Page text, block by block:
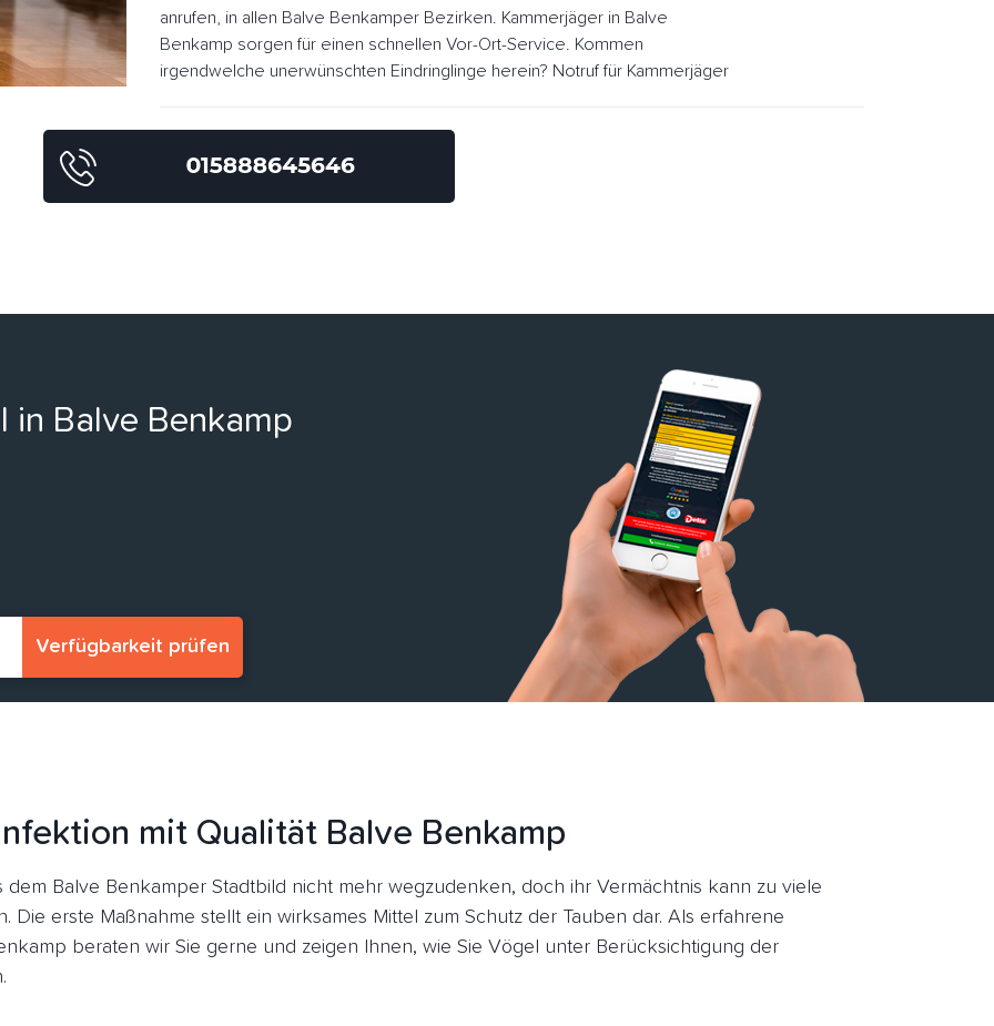
anrufen, in allen Balve Benkamper Bezirken. Kammerjäger in Balve
Benkamp sorgen für einen schnellen Vor-Ort-Service. Kommen
irgendwelche unerwünschten Eindringlinge herein? Notruf für Kammerjäger
in Balve Benkamp
Verfügbarkeit prüfen
mit Qualität Balve Benkamp
Balve Benkamper Stadtbild nicht mehr wegzudenken, doch ihr Vermächtnis kann zu viele
Die erste Maßnahme stellt ein wirksames Mittel zum Schutz der Tauben dar. Als erfahrene
beraten wir Sie gerne und zeigen Ihnen, wie Sie Vögel unter Berücksichtigung der